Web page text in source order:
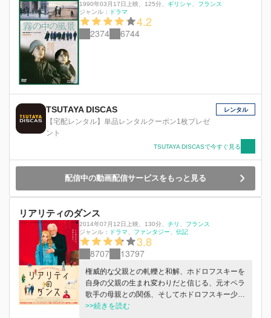
1990年03月17日上映 125分 ギリシャ
フランス
ジャンル：
ドラマ
4.2
2374 6744
TSUTAYA DISCAS
【宅配レンタル】単品レンタルクーポン1枚プレゼ
ント
レンタル
TSUTAYA DISCASで今すぐ見る
配信中の動画配信サービスをもっと見る
リアリティのダンス
2014年07月12日上映 130分 チリ
フランス
ジャンル：
ドラマ ファンタジー 伝記
3.8
8707 13797
権威的な父親との軋轢と和解、ホドロフスキーを
自身の父親の生まれ変わりだと信じる、元オペラ
歌手の母親との関係、そしてホドロフスキー少年
が見た“世界”とは…映画の中で家族を再生させ、
>>続きを読む